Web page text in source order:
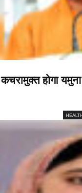
कचरामुक्त होगा